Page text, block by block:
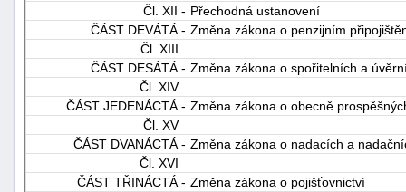
Čl. XII - Přechodná ustanovení
ČÁST DEVÁTÁ - Změna zákona o penzijním
Čl. XIII
ČÁST DESÁTÁ - Změna zákona o spořitelních a
Čl. XIV
ČÁST JEDENÁCTÁ - Změna zákona o obecně
Čl. XV
ČÁST DVANÁCTÁ - Změna zákona o nadacích a
Čl. XVI
ČÁST TŘINÁCTÁ - Změna zákona o pojišťovnictví
"náhradě
škod"